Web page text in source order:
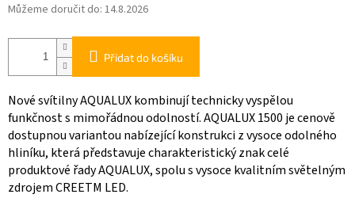
Můžeme doručit do: 14.8.2026
Přidat do košíku
Nové svítilny AQUALUX kombinují technicky vyspělou
funkčnost s mimořádnou odolností. AQUALUX 1500 je cenově
dostupnou variantou nabízející konstrukci z vysoce odolného
hliníku, která představuje charakteristický znak celé
produktové řady AQUALUX, spolu s vysoce kvalitním světelným
zdrojem CREETM LED.